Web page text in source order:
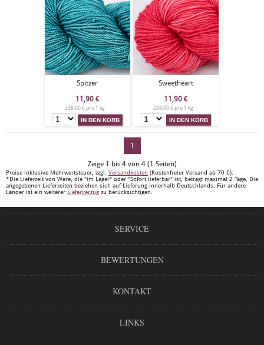
Spitzer
11,90 €
238,00 € pro 1 kg
Sweetheart
11,90 €
238,00 € pro 1 kg
1
Zeige 1 bis 4 von 4 (1 Seiten)
Preise inklusive Mehrwertsteuer, zzgl. Versandkosten (Kostenfreier Versand ab 70 €).
*Die Lieferzeit von Ware, die "im Lager" oder "Sofort lieferbar" ist, beträgt maximal 2 Tage. Die
angegebenen Lieferzeiten beziehen sich auf Lieferung innerhalb Deutschlands. Für andere
Länder ist ein weiterer Lieferverzug zu berücksichtigen.
SERVICE
BEWERTUNGEN
KONTAKT
LINKS